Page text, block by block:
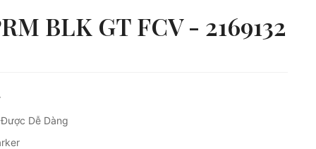
BLK GT FCV - 2169132
Dễ Dàng